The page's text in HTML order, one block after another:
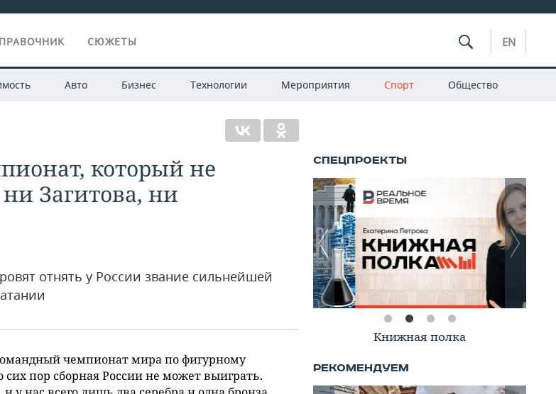
СЮЖЕТЫ EN
Авто Бизнес Технологии Мероприятия Спорт Общество
который не
Загитова, ни
отнять у России звание сильнейшей
чемпионат мира по фигурному
пор сборная России не может выиграть.
Книжная полка